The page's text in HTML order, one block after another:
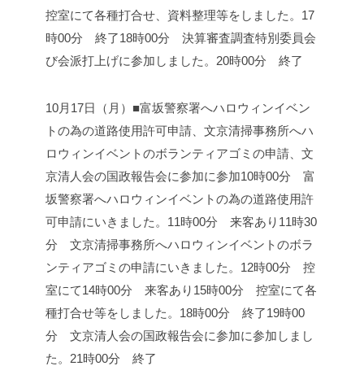
控室にて各種打合せ、資料整理等をしました。 17
時00分 終了18時00分 決算審査調査特別委員会
び会派打上げに参加しました。 20時00分 終了
10月17日（月）■富坂警察署へハロウィンイベン
トの為の道路使用許可申請、文京清掃事務所へハ
ロウィンイベントのボランティアゴミの申請、文
京清人会の国政報告会に参加に参加10時00分 富
坂警察署へハロウィンイベントの為の道路使用許
可申請にいきました。 11時00分 来客あり 11時30
分 文京清掃事務所へハロウィンイベントのボラ
ンティアゴミの申請にいきました。 12時00分 控
室にて14時00分 来客あり 15時00分 控室にて各
種打合せ等をしました。 18時00分 終了19時00
分 文京清人会の国政報告会に参加に参加しまし
た。 21時00分 終了